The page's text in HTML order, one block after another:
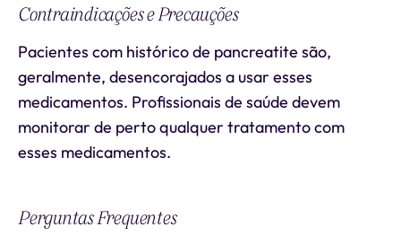
Contraindicações e Precauções
Pacientes com histórico de pancreatite são,
geralmente, desencorajados a usar esses
medicamentos. Profissionais de saúde devem
monitorar de perto qualquer tratamento com
esses medicamentos.
Perguntas Frequentes